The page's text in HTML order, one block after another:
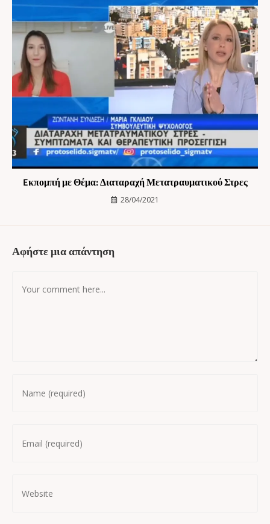
Eκπομπή με Θέμα: Διαταραχή Μετατραυματικού Στρες
28/04/2021
Αφήστε μια απάντηση